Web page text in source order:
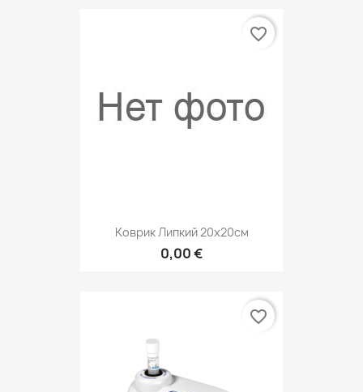
Коврик Липкий 20x20см
0,00 €
favorite_border
favorite_border